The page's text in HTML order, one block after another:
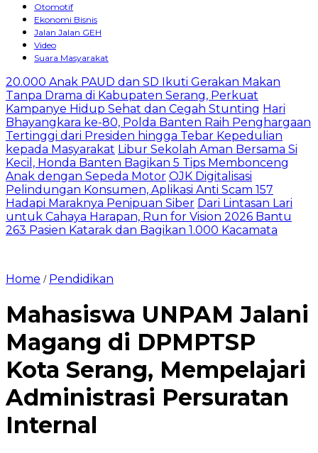
Otomotif
Ekonomi Bisnis
Jalan Jalan GEH
Video
Suara Masyarakat
20.000 Anak PAUD dan SD Ikuti Gerakan Makan
Tanpa Drama di Kabupaten Serang, Perkuat
Kampanye Hidup Sehat dan Cegah Stunting Hari
Bhayangkara ke-80, Polda Banten Raih Penghargaan
Tertinggi dari Presiden hingga Tebar Kepedulian
kepada Masyarakat Libur Sekolah Aman Bersama Si
Kecil, Honda Banten Bagikan 5 Tips Membonceng
Anak dengan Sepeda Motor OJK Digitalisasi
Pelindungan Konsumen, Aplikasi Anti Scam 157
Hadapi Maraknya Penipuan Siber Dari Lintasan Lari
untuk Cahaya Harapan, Run for Vision 2026 Bantu
263 Pasien Katarak dan Bagikan 1.000 Kacamata
Home / Pendidikan
Mahasiswa UNPAM Jalani
Magang di DPMPTSP
Kota Serang, Mempelajari
Administrasi Persuratan
Internal